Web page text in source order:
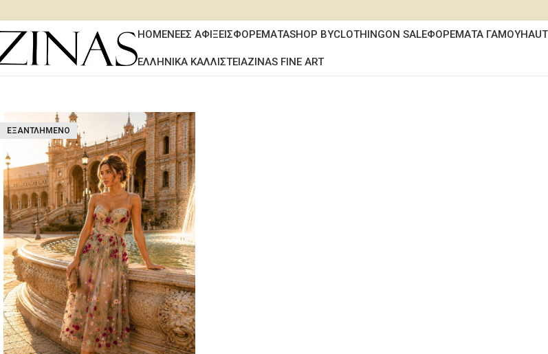
HOMEΝΕΕΣ ΑΦΙΞΕΙΣΦΟΡΕΜΑΤΑSHOP BYCLOTHINGON SALEΦΟΡΕΜΑΤΑ ΓΑΜΟΥ
ΕΛΛΗΝΙΚΑ ΚΑΛΛΙΣΤΕΙΑZINAS FINE ART
ΕΞΑΝΤΛΗΜΈΝΟ